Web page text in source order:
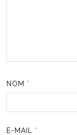
NOM *
E-MAIL *